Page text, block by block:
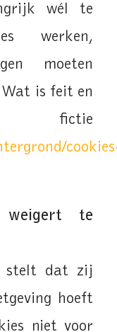
wél te
werken,
moeten
is feit en
weigert te
stelt dat zij
hoeft
niet voor